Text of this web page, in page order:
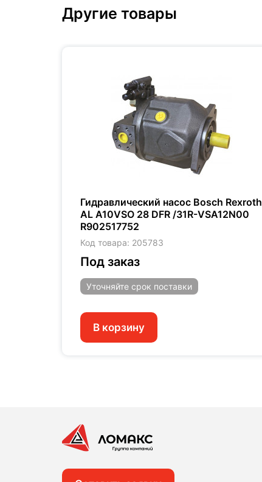
Другие товары
Гидравлический насос Bosch Rexroth
AL A10VSO 28 DFR /31R-VSA12N00
R902517752
Код товара: 205783
Под заказ
Уточняйте срок поставки
В корзину